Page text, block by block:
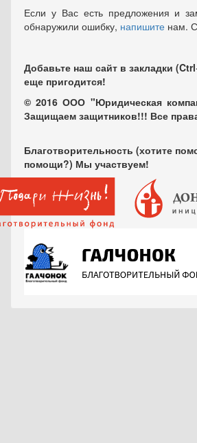
Если у Вас есть предложения и
обнаружили ошибку, напишите нам.
Добавьте наш сайт в закладки
еще пригодится!
© 2016 ООО "Юридическая
Защищаем защитников!!! Все
Благотворительность (хотите
помощи?) Мы участвуем!